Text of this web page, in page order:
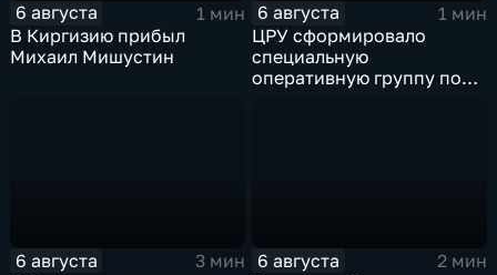
6 августа
1 мин
В Киргизию прибыл
Михаил Мишустин
6 августа
1 мин
ЦРУ сформировало
специальную
оперативную группу по
6 августа
3 мин
6 августа
2 мин